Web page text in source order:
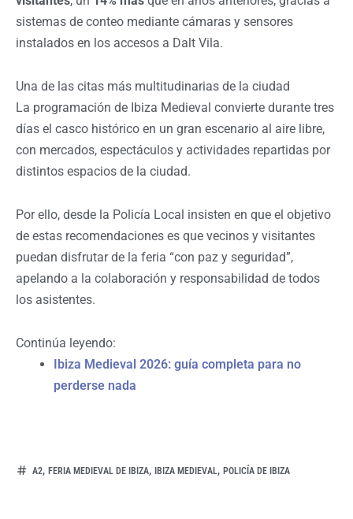
sistemas de conteo mediante cámaras y sensores
instalados en los accesos a Dalt Vila.
Una de las citas más multitudinarias de la ciudad
La programación de Ibiza Medieval convierte durante tres
días el casco histórico en un gran escenario al aire libre,
con mercados, espectáculos y actividades repartidas por
distintos espacios de la ciudad.
Por ello, desde la Policía Local insisten en que el objetivo
de estas recomendaciones es que vecinos y visitantes
puedan disfrutar de la feria “con paz y seguridad”,
apelando a la colaboración y responsabilidad de todos
los asistentes.
Continúa leyendo:
Ibiza Medieval 2026: guía completa para no
perderse nada
A2, FERIA MEDIEVAL DE IBIZA, IBIZA MEDIEVAL, POLICÍA DE IBIZA